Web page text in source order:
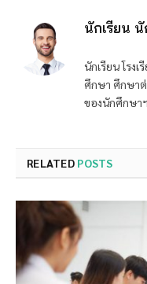
นักเรียน
นักเรียน โรง
ศึกษา ศึกษา
ของนักศึกษา
RELATED POSTS